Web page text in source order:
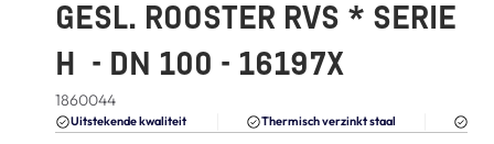
FAQ
Blogs
GESL. ROOSTER RVS * SERIE
H  - DN 100 - 16197X
1860044
Uitstekende kwaliteit Thermisch verzinkt staal